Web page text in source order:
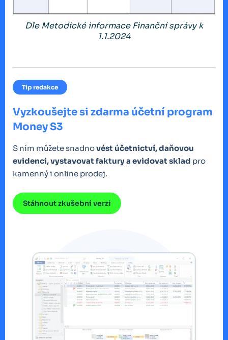
Dle Metodické informace Finanční správy k
1.1.2024
Tip redakce
Vyzkoušejte si zdarma účetní program
Money S3
S ním můžete snadnovést účetnictví, daňovou
evidenci, vystavovat faktury a evidovat sklad pro
kamenný i online prodej.
Stáhnout zkušební verzi